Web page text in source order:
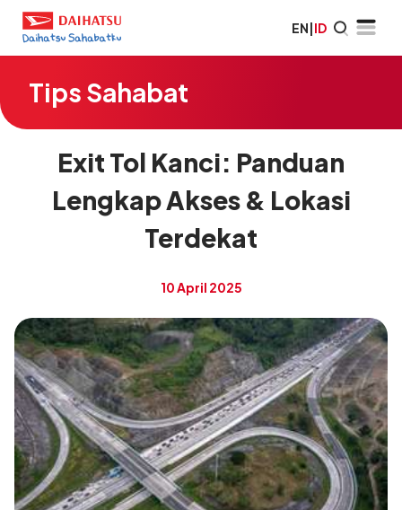
EN|ID
Tips Sahabat
Exit Tol Kanci: Panduan
Lengkap Akses & Lokasi
Terdekat
10 April 2025